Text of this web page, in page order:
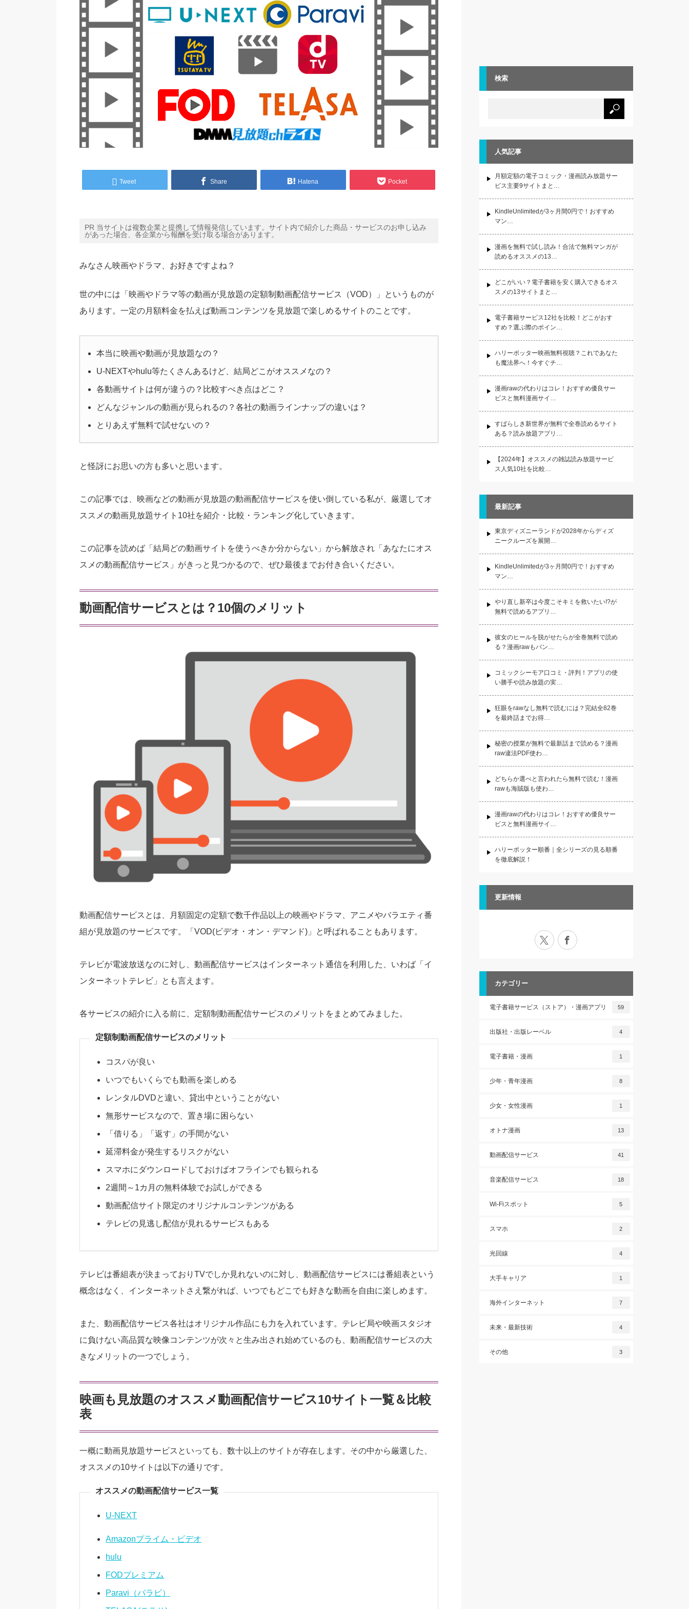
Tweet Share Hatena Pocket
PR 当サイトは複数企業と提携して情報発信しています。サイト内で紹介した商品・サービスのお申し込み
があった場合、各企業から報酬を受け取る場合があります。
みなさん映画やドラマ、お好きですよね？
世の中には「映画やドラマ等の動画が見放題の定額制動画配信サービス（VOD）」というものが
あります。一定の月額料金を払えば動画コンテンツを見放題で楽しめるサイトのことです。
本当に映画や動画が見放題なの？
U-NEXTやhulu等たくさんあるけど、結局どこがオススメなの？
各動画サイトは何が違うの？比較すべき点はどこ？
どんなジャンルの動画が見られるの？各社の動画ラインナップの違いは？
とりあえず無料で試せないの？
と怪訝にお思いの方も多いと思います。
この記事では、映画などの動画が見放題の動画配信サービスを使い倒している私が、厳選してオ
ススメの動画見放題サイト10社を紹介・比較・ランキング化していきます。
この記事を読めば「結局どの動画サイトを使うべきか分からない」から解放され「あなたにオス
スメの動画配信サービス」がきっと見つかるので、ぜひ最後までお付き合いください。
動画配信サービスとは？10個のメリット
動画配信サービスとは、月額固定の定額で数千作品以上の映画やドラマ、アニメやバラエティ番
組が見放題のサービスです。「VOD(ビデオ・オン・デマンド)」と呼ばれることもあります。
テレビが電波放送なのに対し、動画配信サービスはインターネット通信を利用した、いわば「イ
ンターネットテレビ」とも言えます。
各サービスの紹介に入る前に、定額制動画配信サービスのメリットをまとめてみました。
定額制動画配信サービスのメリット
コスパが良い
いつでもいくらでも動画を楽しめる
レンタルDVDと違い、貸出中ということがない
無形サービスなので、置き場に困らない
「借りる」「返す」の手間がない
延滞料金が発生するリスクがない
スマホにダウンロードしておけばオフラインでも観られる
2週間～1カ月の無料体験でお試しができる
動画配信サイト限定のオリジナルコンテンツがある
テレビの見逃し配信が見れるサービスもある
テレビは番組表が決まっておりTVでしか見れないのに対し、動画配信サービスには番組表という
概念はなく、インターネットさえ繋がれば、いつでもどこでも好きな動画を自由に楽しめます。
また、動画配信サービス各社はオリジナル作品にも力を入れています。テレビ局や映画スタジオ
に負けない高品質な映像コンテンツが次々と生み出され始めているのも、動画配信サービスの大
きなメリットの一つでしょう。
映画も見放題のオススメ動画配信サービス10サイト一覧＆比較
表
一概に動画見放題サービスといっても、数十以上のサイトが存在します。その中から厳選した、
オススメの10サイトは以下の通りです。
オススメの動画配信サービス一覧
U-NEXT
Amazonプライム・ビデオ
hulu
FODプレミアム
Paravi（パラビ）
検索
人気記事
月額定額の電子コミック・漫画読み放題サー
ビス主要9サイトまと…
KindleUnlimitedが3ヶ月間0円で！おすすめ
マン…
漫画を無料で試し読み！合法で無料マンガが
読めるオススメの13…
どこがいい？電子書籍を安く購入できるオス
スメの13サイトまと…
電子書籍サービス12社を比較！どこがおす
すめ？選ぶ際のポイン…
ハリーポッター映画無料視聴？これであなた
も魔法界へ！今すぐチ…
漫画rawの代わりはコレ！おすすめ優良サー
ビスと無料漫画サイ…
すばらしき新世界が無料で全巻読めるサイト
ある？読み放題アプリ…
【2024年】オススメの雑誌読み放題サービ
ス人気10社を比較…
最新記事
東京ディズニーランドが2028年からディズ
ニークルーズを展開…
KindleUnlimitedが3ヶ月間0円で！おすすめ
マン…
やり直し新卒は今度こそキミを救いたい!?が
無料で読めるアプリ…
彼女のヒールを脱がせたらが全巻無料で読め
る？漫画rawもバン…
コミックシーモア口コミ・評判！アプリの使
い勝手や読み放題の実…
狂眼をrawなし無料で読むには？完結全82巻
を最終話までお得…
秘密の授業が無料で最新話まで読める？漫画
raw違法PDF使わ…
どちらか選べと言われたら無料で読む！漫画
rawも海賊版も使わ…
漫画rawの代わりはコレ！おすすめ優良サー
ビスと無料漫画サイ…
ハリーポッター順番｜全シリーズの見る順番
を徹底解説！
更新情報
カテゴリー
電子書籍サービス（ストア）・漫画アプリ 59
出版社・出版レーベル 4
電子書籍・漫画 1
少年・青年漫画 8
少女・女性漫画 1
オトナ漫画 13
動画配信サービス 41
音楽配信サービス 18
Wi-Fiスポット 5
スマホ 2
光回線 4
大手キャリア 1
海外インターネット 7
未来・最新技術 4
その他 3